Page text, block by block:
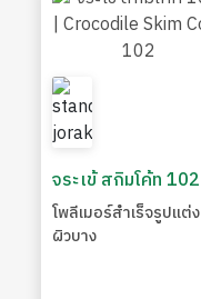
จระเข้ สกิมโค้ท 102
โพลีเมอร์สำเร็จรูปแต่ง
ผิวบาง